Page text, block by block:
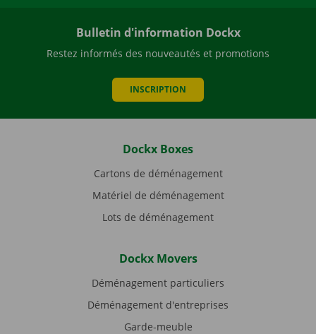
Bulletin d'information Dockx
Restez informés des nouveautés et promotions
INSCRIPTION
Dockx Boxes
Cartons de déménagement
Matériel de déménagement
Lots de déménagement
Dockx Movers
Déménagement particuliers
Déménagement d'entreprises
Garde-meuble